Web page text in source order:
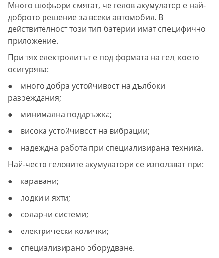
Много шофьори смятат, че гелов акумулатор е най-
доброто решение за всеки автомобил. В
действителност този тип батерии имат специфично
приложение.
При тях електролитът е под формата на гел, което
осигурява:
● много добра устойчивост на дълбоки
разреждания;
● минимална поддръжка;
● висока устойчивост на вибрации;
● надеждна работа при специализирана техника.
Най-често геловите акумулатори се използват при:
● каравани;
● лодки и яхти;
● соларни системи;
● електрически колички;
● специализирано оборудване.